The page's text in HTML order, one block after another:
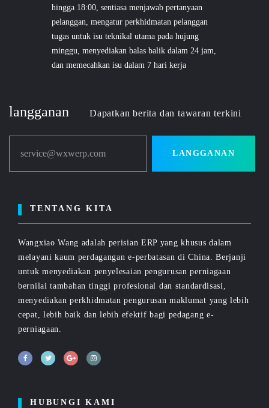
hingga 18:00, sentiasa menjawab pertanyaan
pelanggan, mengatur perkhidmatan pelanggan
tugas untuk isu teknikal utama pada hujung
minggu, menyediakan balas balik dalam 24 jam,
dan memecahkan isu dalam 7 hari kerja
langganan Dapatkan berita dan tawaran terkini
service@wxwerp.com LANGGANAN
TENTANG KITA
Wangxiao Wang adalah perisian ERP yang khusus dalam
melayani kaum perdagangan e-perbatasan di China. Berjanji
untuk menyediakan penyelesaian pengurusan perniagaan
bernilai tambahan tinggi profesional dan standardisasi,
menyediakan perkhidmatan pengurusan maklumat yang lebih
cepat, lebih baik dan lebih efektif bagi pedagang e-
perniagaan.
HUBUNGI KAMI